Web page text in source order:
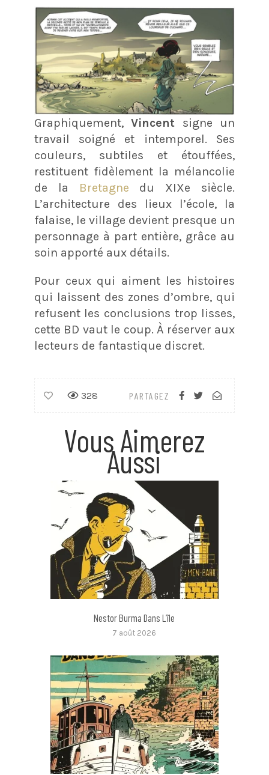
Graphiquement,Vincent signe un
travail soigné et intemporel. Ses
couleurs, subtiles et étouffées,
restituent fidèlement la mélancolie
de la
Bretagne du XIXe siècle.
L’architecture des lieux l’école, la
falaise, le village devient presque un
personnage à part entière, grâce au
soin apporté aux détails. ​
Pour ceux qui aiment les histoires
qui laissent des zones d’ombre, qui
refusent les conclusions trop lisses,
cette BD vaut le coup. À réserver aux
lecteurs de fantastique discret.
PARTAGEZ
328
Vous Aimerez
Aussi
Nestor Burma Dans L’île
7 août 2026